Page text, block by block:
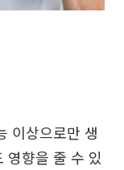
이상으로만 생
영향을 줄 수 있